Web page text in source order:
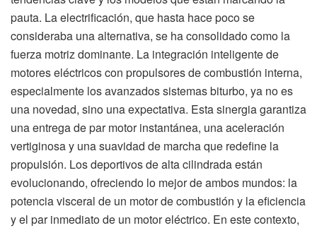
pauta. La electrificación, que hasta hace poco se
consideraba una alternativa, se ha consolidado como la
fuerza motriz dominante. La integración inteligente de
motores eléctricos con propulsores de combustión interna,
especialmente los avanzados sistemas biturbo, ya no es
una novedad, sino una expectativa. Esta sinergia garantiza
una entrega de par motor instantánea, una aceleración
vertiginosa y una suavidad de marcha que redefine la
propulsión. Los deportivos de alta cilindrada están
evolucionando, ofreciendo lo mejor de ambos mundos: la
potencia visceral de un motor de combustión y la eficiencia
y el par inmediato de un motor eléctrico. En este contexto,